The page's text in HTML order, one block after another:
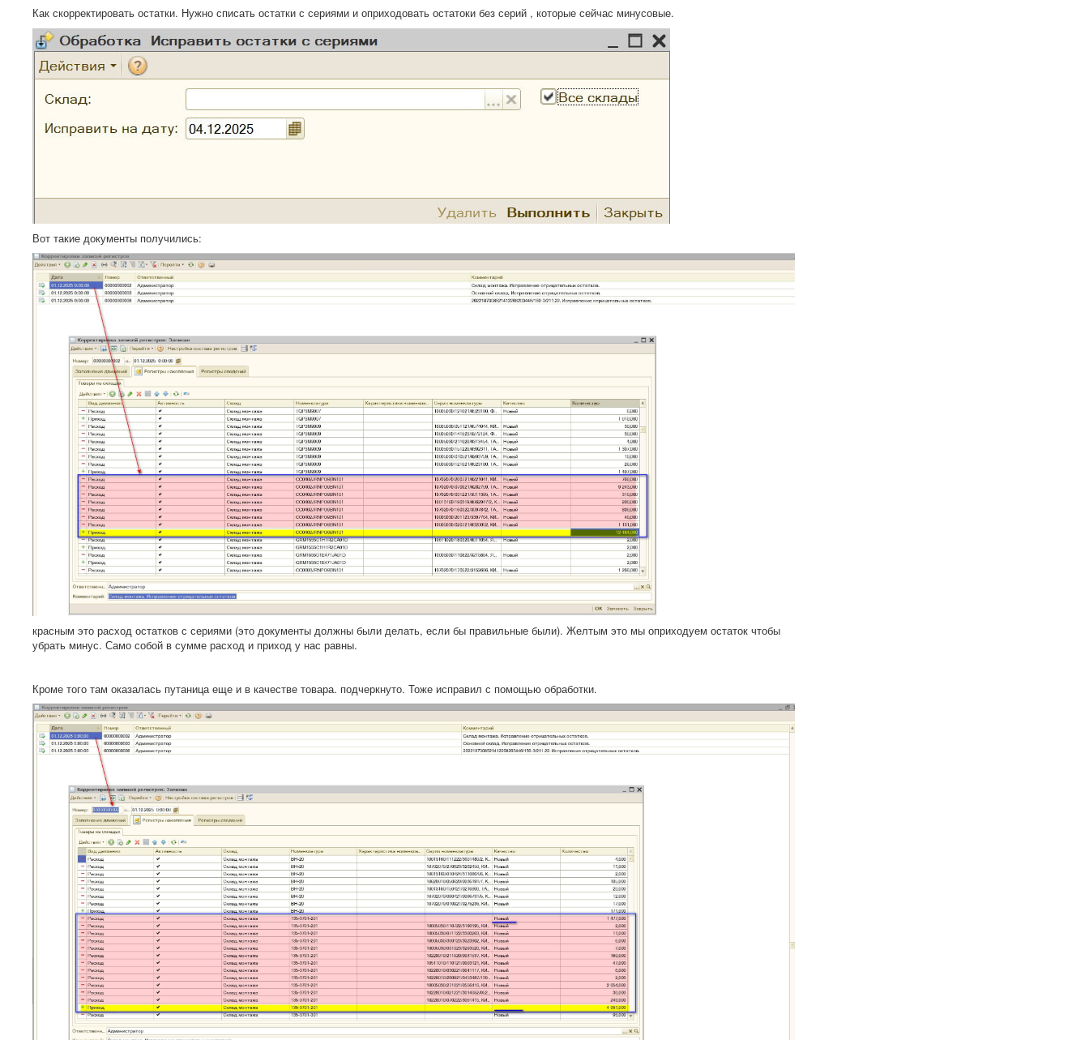
Как скорректировать остатки. Нужно списать остатки с сериями и оприходовать остатоки без серий , которые сейчас минусовые.
Вот такие документы получились:
красным это расход остатков с сериями (это документы должны были делать, если бы правильные были). Желтым это мы оприходуем остаток чтобы
убрать минус. Само собой в сумме расход и приход у нас равны.
Кроме того там оказалась путаница еще и в качестве товара. подчеркнуто. Тоже исправил с помощью обработки.